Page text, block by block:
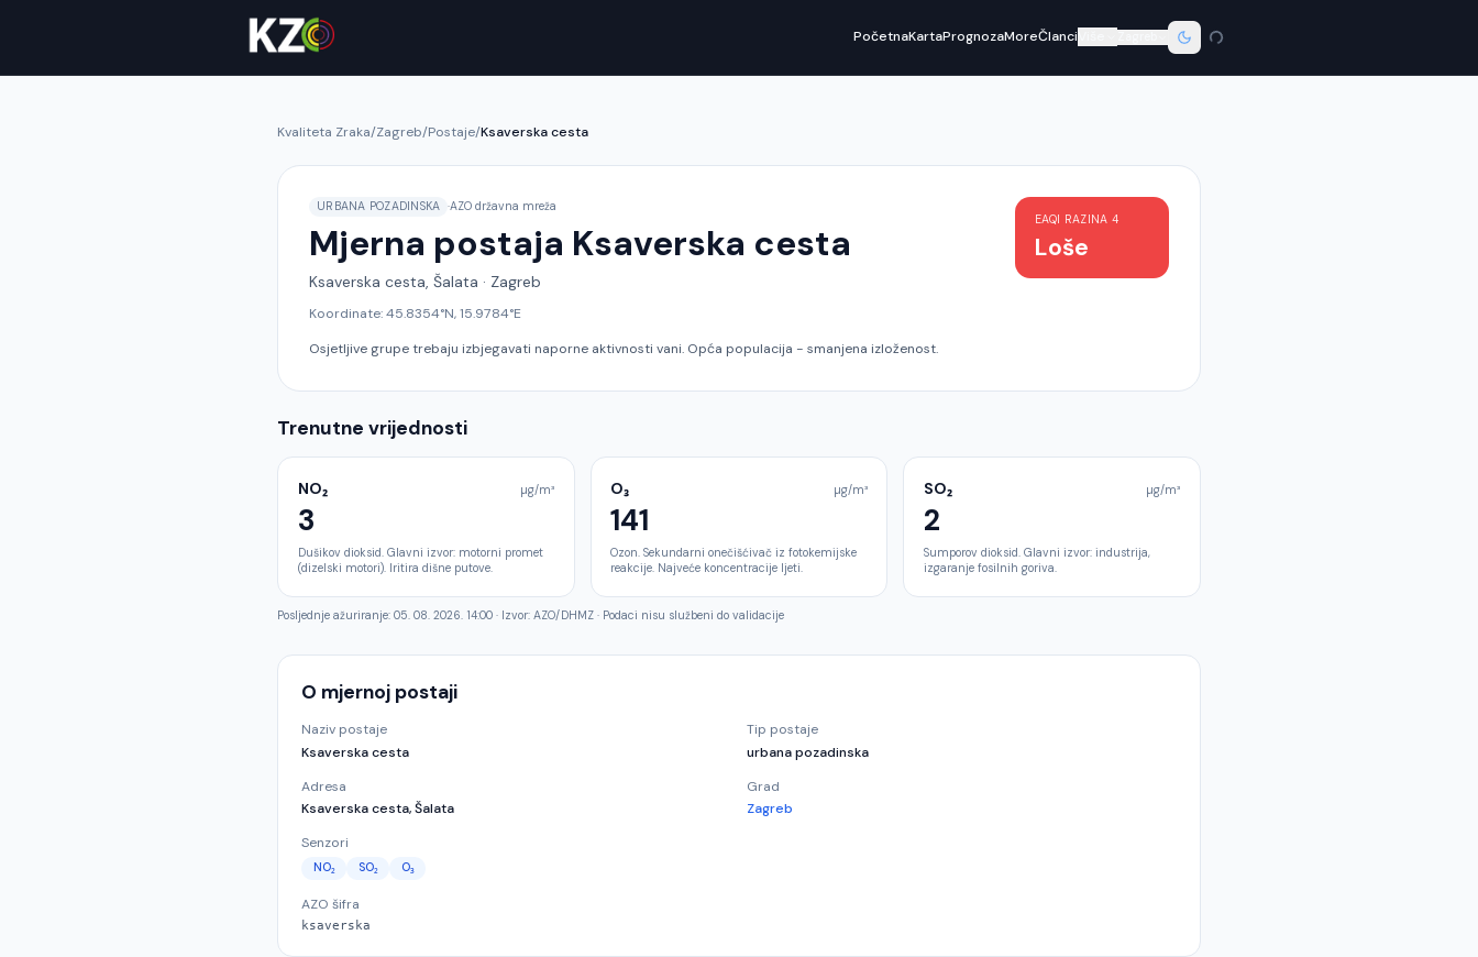
PočetnaKartaPrognozaMoreČlanci
Kvaliteta Zraka/Zagreb/Postaje/Ksaverska cesta
URBANA POZADINSKA ·AZO državna mreža
Mjerna postaja Ksaverska cesta
Ksaverska cesta, Šalata · Zagreb
Koordinate:45.8354°N,15.9784°E
EAQI RAZINA 4
Loše
Osjetljive grupe trebaju izbjegavati naporne aktivnosti vani. Opća populacija - smanjena izloženost.
Trenutne vrijednosti
NO₂ µg/m³
3
Dušikov dioksid. Glavni izvor: motorni promet
(dizelski motori). Iritira dišne putove.
O₃ µg/m³
141
Ozon. Sekundarni onečišćivač iz fotokemijske
reakcije. Najveće koncentracije ljeti.
SO₂ µg/m³
2
Sumporov dioksid. Glavni izvor: industrija,
izgaranje fosilnih goriva.
Posljednje ažuriranje: 05. 08. 2026. 14:00 · Izvor: AZO/DHMZ · Podaci nisu službeni do validacije
O mjernoj postaji
Naziv postaje
Ksaverska cesta
Tip postaje
urbana pozadinska
Adresa
Ksaverska cesta, Šalata
Grad
Zagreb
Senzori
NO₂ SO₂ O₃
AZO šifra
ksaverska